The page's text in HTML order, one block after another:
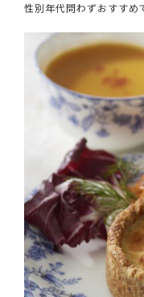
性別年代問わずおすすめ